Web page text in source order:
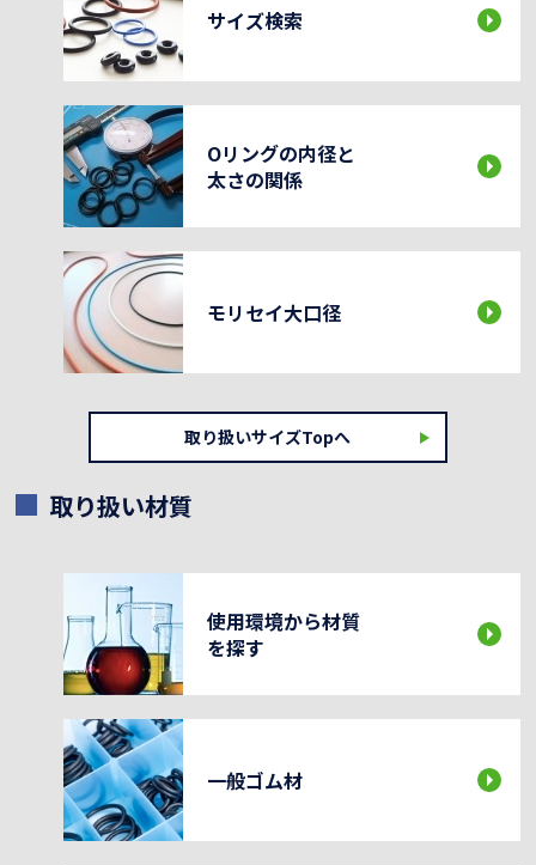
サイズ検索
Oリングの内径と
太さの関係
モリセイ大口径
取り扱いサイズTopへ
取り扱い材質
使用環境から材質
を探す
一般ゴム材